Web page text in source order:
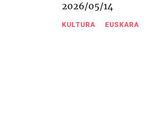
2026/05/14
KULTURA EUSKARA